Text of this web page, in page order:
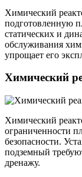
Химический
подготовленную
статических и
обслуживания
упрощает его
Химический
Химический
ограниченности
безопасности.
подземный
дренажу.